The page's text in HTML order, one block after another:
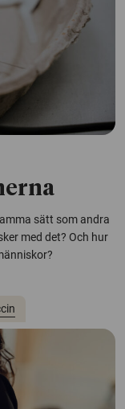
sätt som andra
med det? Och hur